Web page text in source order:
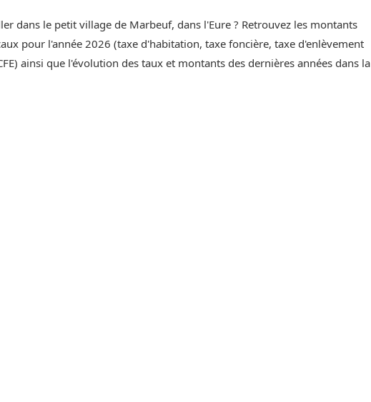
dans le petit village de Marbeuf, dans l'Eure ? Retrouvez les montants
pour l'année 2026 (taxe d'habitation, taxe foncière, taxe d'enlèvement
ainsi que l'évolution des taux et montants des dernières années dans la